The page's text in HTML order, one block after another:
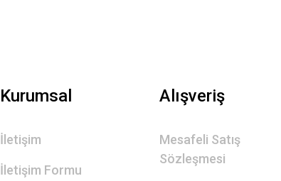
Kurumsal
İletişim
İletişim Formu
Alışveriş
Mesafeli Satış
Sözleşmesi